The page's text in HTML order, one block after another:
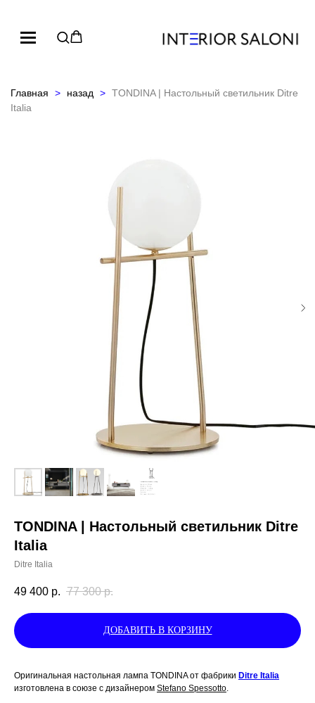
Главная назад
TONDINA | Настольный светильник Ditre
Italia
TONDINA | Настольный светильник Ditre
Italia
Ditre Italia
49 400 р. 77 300 р.
ДОБАВИТЬ В КОРЗИНУ
Оригинальная настольная лампа TONDINA от фабрики Ditre Italia
изготовлена в союзе с дизайнером Stefano Spessotto.